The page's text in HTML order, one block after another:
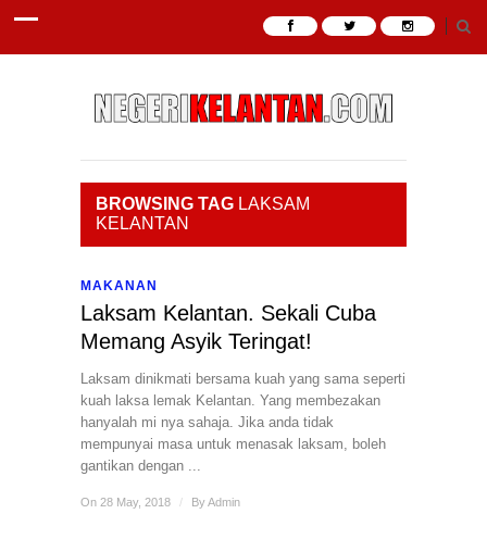
BROWSING TAG LAKSAM
KELANTAN
MAKANAN
Laksam Kelantan. Sekali Cuba
Memang Asyik Teringat!
Laksam dinikmati bersama kuah yang sama seperti
kuah laksa lemak Kelantan. Yang membezakan
hanyalah mi nya sahaja. Jika anda tidak
mempunyai masa untuk menasak laksam, boleh
gantikan dengan ...
On 28 May, 2018 / ByAdmin